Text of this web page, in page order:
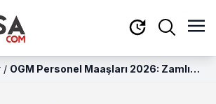
/ OGM Personel Maaşları 2026: Zamlı